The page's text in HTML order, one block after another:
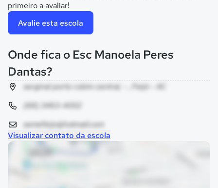
primeiro a avaliar!
Avalie esta escola
Onde fica o Esc Manoela Peres
Dantas?
serginal porto rubim central, - , Feijó - AC
(68) 3463-4002
semefeijo@hotmail.com
Visualizar contato da escola